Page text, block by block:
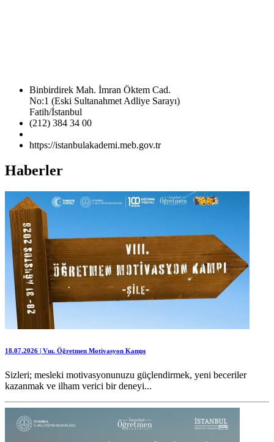
Binbirdirek Mah. İmran Öktem Cad.
No:1 (Eski Sultanahmet Adliye Sarayı)
Fatih/İstanbul
(212) 384 34 00
https://istanbulakademi.meb.gov.tr
Haberler
18.07.2026 | Vııı. Öğretmen Motivasyon Kampı
Sizleri; mesleki motivasyonunuzu güçlendirmek, yeni beceriler
kazanmak ve ilham verici bir deneyi...